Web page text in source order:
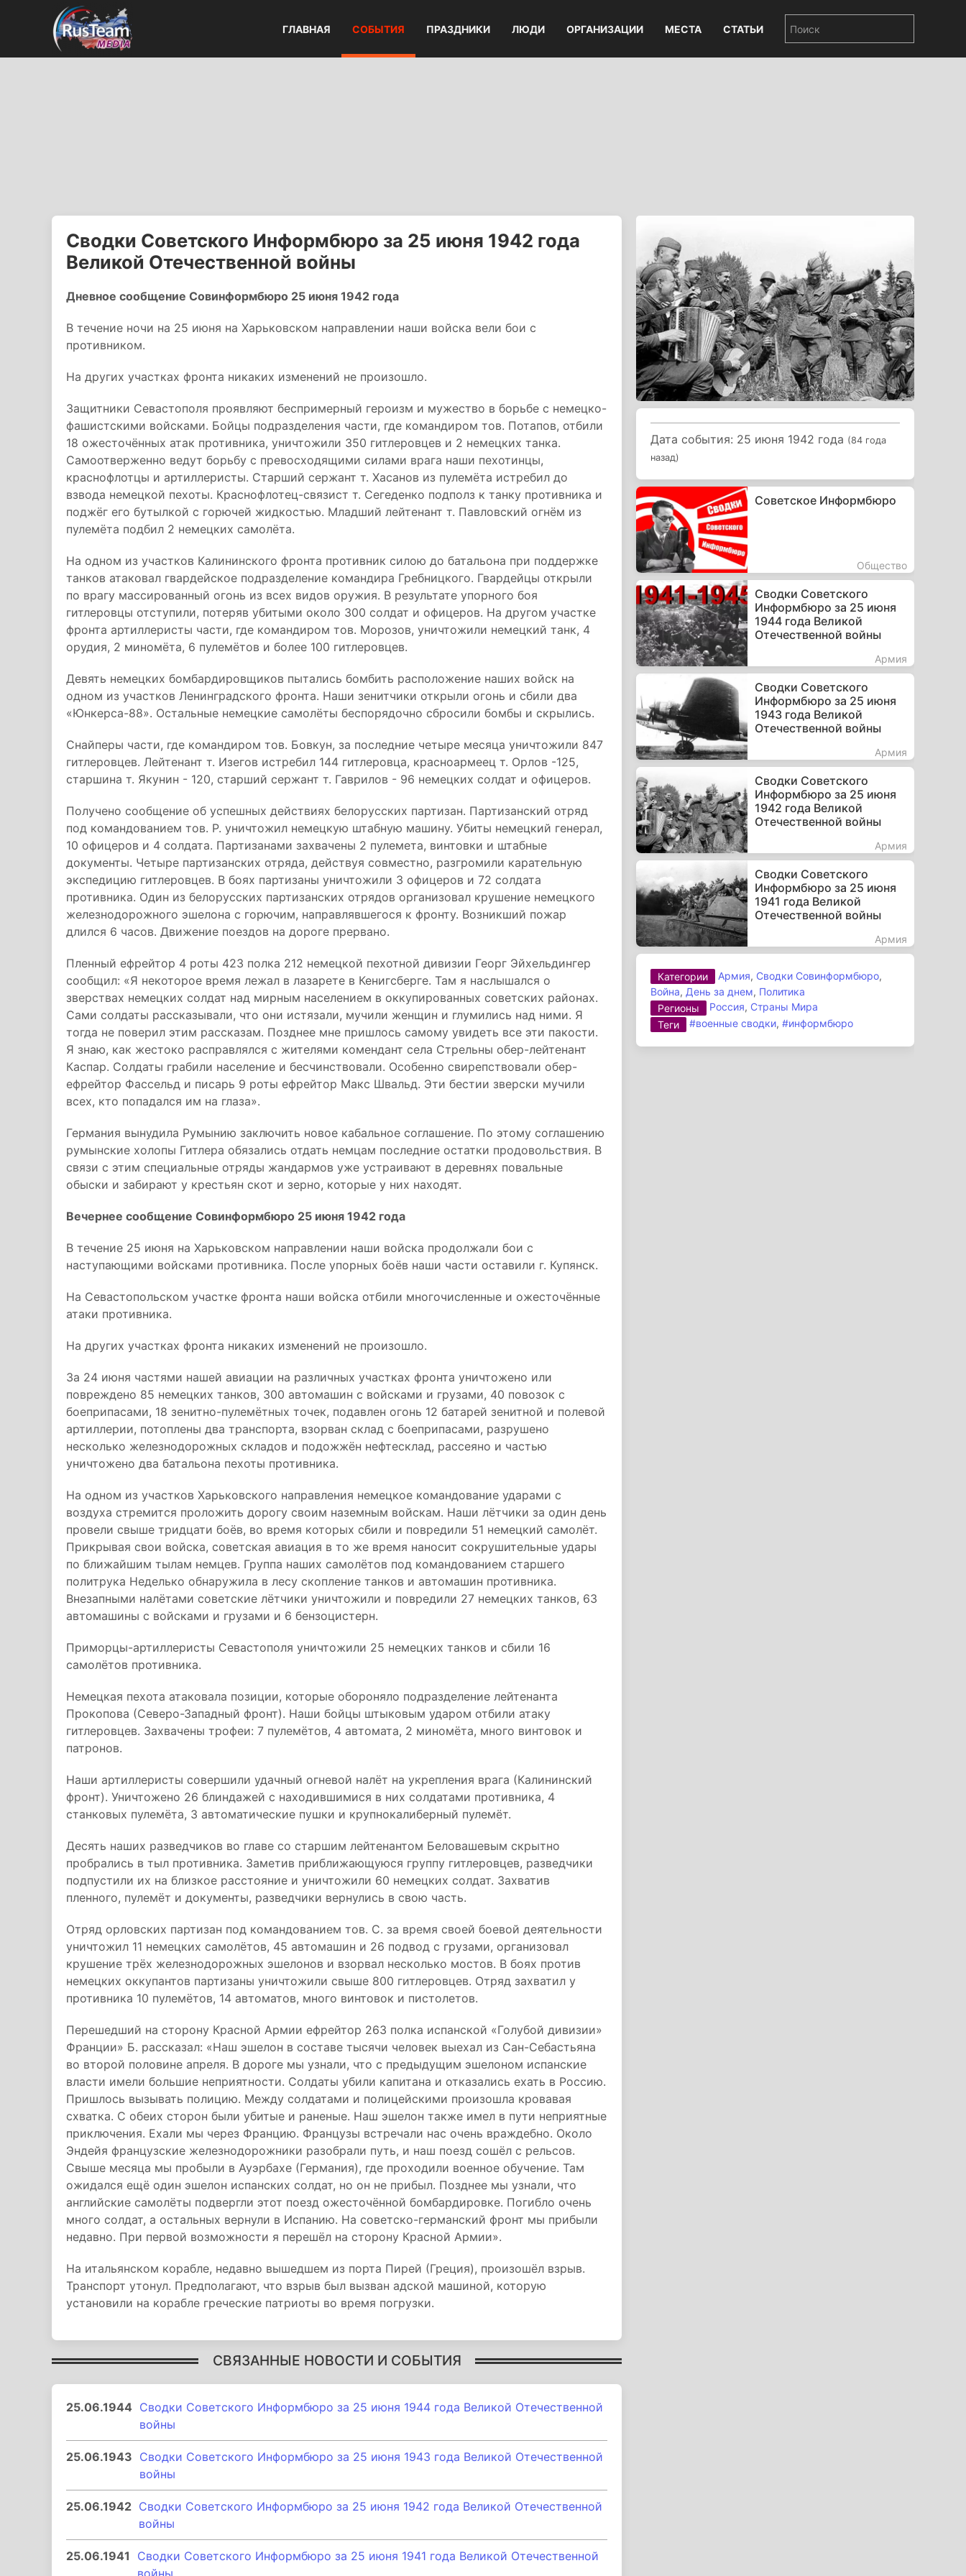
ГЛАВНАЯ СОБЫТИЯ ПРАЗДНИКИ ЛЮДИ ОРГАНИЗАЦИИ МЕСТА СТАТЬИ
Сводки Советского Информбюро за 25 июня 1942 года
Великой Отечественной войны
Дневное сообщение Совинформбюро 25 июня 1942 года
В течение ночи на 25 июня на Харьковском направлении наши войска вели бои с
противником.
На других участках фронта никаких изменений не произошло.
Защитники Севастополя проявляют беспримерный героизм и мужество в борьбе с немецко-
фашистскими войсками. Бойцы подразделения части, где командиром тов. Потапов, отбили
18 ожесточённых атак противника, уничтожили 350 гитлеровцев и 2 немецких танка.
Самоотверженно ведут борьбу с превосходящими силами врага наши пехотинцы,
краснофлотцы и артиллеристы. Старший сержант т. Хасанов из пулемёта истребил до
взвода немецкой пехоты. Краснофлотец-связист т. Сегеденко подполз к танку противника и
поджёг его бутылкой с горючей жидкостью. Младший лейтенант т. Павловский огнём из
пулемёта подбил 2 немецких самолёта.
На одном из участков Калининского фронта противник силою до батальона при поддержке
танков атаковал гвардейское подразделение командира Гребницкого. Гвардейцы открыли
по врагу массированный огонь из всех видов оружия. В результате упорного боя
гитлеровцы отступили, потеряв убитыми около 300 солдат и офицеров. На другом участке
фронта артиллеристы части, где командиром тов. Морозов, уничтожили немецкий танк, 4
орудия, 2 миномёта, 6 пулемётов и более 100 гитлеровцев.
Девять немецких бомбардировщиков пытались бомбить расположение наших войск на
одном из участков Ленинградского фронта. Наши зенитчики открыли огонь и сбили два
«Юнкерса-88». Остальные немецкие самолёты беспорядочно сбросили бомбы и скрылись.
Снайперы части, где командиром тов. Бовкун, за последние четыре месяца уничтожили 847
гитлеровцев. Лейтенант т. Изегов истребил 144 гитлеровца, красноармеец т. Орлов -125,
старшина т. Якунин - 120, старший сержант т. Гаврилов - 96 немецких солдат и офицеров.
Получено сообщение об успешных действиях белорусских партизан. Партизанский отряд
под командованием тов. Р. уничтожил немецкую штабную машину. Убиты немецкий генерал,
10 офицеров и 4 солдата. Партизанами захвачены 2 пулемета, винтовки и штабные
документы. Четыре партизанских отряда, действуя совместно, разгромили карательную
экспедицию гитлеровцев. В боях партизаны уничтожили 3 офицеров и 72 солдата
противника. Один из белорусских партизанских отрядов организовал крушение немецкого
железнодорожного эшелона с горючим, направлявшегося к фронту. Возникший пожар
длился 6 часов. Движение поездов на дороге прервано.
Пленный ефрейтор 4 роты 423 полка 212 немецкой пехотной дивизии Георг Эйхельдингер
сообщил: «Я некоторое время лежал в лазарете в Кенигсберге. Там я наслышался о
зверствах немецких солдат над мирным населением в оккупированных советских районах.
Сами солдаты рассказывали, что они истязали, мучили женщин и глумились над ними. Я
тогда не поверил этим рассказам. Позднее мне пришлось самому увидеть все эти пакости.
Я знаю, как жестоко расправлялся с жителями комендант села Стрельны обер-лейтенант
Каспар. Солдаты грабили население и бесчинствовали. Особенно свирепствовали обер-
ефрейтор Фассельд и писарь 9 роты ефрейтор Макс Швальд. Эти бестии зверски мучили
всех, кто попадался им на глаза».
Германия вынудила Румынию заключить новое кабальное соглашение. По этому соглашению
румынские холопы Гитлера обязались отдать немцам последние остатки продовольствия. В
связи с этим специальные отряды жандармов уже устраивают в деревнях повальные
обыски и забирают у крестьян скот и зерно, которые у них находят.
Вечернее сообщение Совинформбюро 25 июня 1942 года
В течение 25 июня на Харьковском направлении наши войска продолжали бои с
наступающими войсками противника. После упорных боёв наши части оставили г. Купянск.
На Севастопольском участке фронта наши войска отбили многочисленные и ожесточённые
атаки противника.
На других участках фронта никаких изменений не произошло.
За 24 июня частями нашей авиации на различных участках фронта уничтожено или
повреждено 85 немецких танков, 300 автомашин с войсками и грузами, 40 повозок с
боеприпасами, 18 зенитно-пулемётных точек, подавлен огонь 12 батарей зенитной и полевой
артиллерии, потоплены два транспорта, взорван склад с боеприпасами, разрушено
несколько железнодорожных складов и подожжён нефтесклад, рассеяно и частью
уничтожено два батальона пехоты противника.
На одном из участков Харьковского направления немецкое командование ударами с
воздуха стремится проложить дорогу своим наземным войскам. Наши лётчики за один день
провели свыше тридцати боёв, во время которых сбили и повредили 51 немецкий самолёт.
Прикрывая свои войска, советская авиация в то же время наносит сокрушительные удары
по ближайшим тылам немцев. Группа наших самолётов под командованием старшего
политрука Неделько обнаружила в лесу скопление танков и автомашин противника.
Внезапными налётами советские лётчики уничтожили и повредили 27 немецких танков, 63
автомашины с войсками и грузами и 6 бензоцистерн.
Приморцы-артиллеристы Севастополя уничтожили 25 немецких танков и сбили 16
самолётов противника.
Немецкая пехота атаковала позиции, которые обороняло подразделение лейтенанта
Прокопова (Северо-Западный фронт). Наши бойцы штыковым ударом отбили атаку
гитлеровцев. Захвачены трофеи: 7 пулемётов, 4 автомата, 2 миномёта, много винтовок и
патронов.
Наши артиллеристы совершили удачный огневой налёт на укрепления врага (Калининский
фронт). Уничтожено 26 блиндажей с находившимися в них солдатами противника, 4
станковых пулемёта, 3 автоматические пушки и крупнокалиберный пулемёт.
Десять наших разведчиков во главе со старшим лейтенантом Беловашевым скрытно
пробрались в тыл противника. Заметив приближающуюся группу гитлеровцев, разведчики
подпустили их на близкое расстояние и уничтожили 60 немецких солдат. Захватив
пленного, пулемёт и документы, разведчики вернулись в свою часть.
Отряд орловских партизан под командованием тов. С. за время своей боевой деятельности
уничтожил 11 немецких самолётов, 45 автомашин и 26 подвод с грузами, организовал
крушение трёх железнодорожных эшелонов и взорвал несколько мостов. В боях против
немецких оккупантов партизаны уничтожили свыше 800 гитлеровцев. Отряд захватил у
противника 10 пулемётов, 14 автоматов, много винтовок и пистолетов.
Перешедший на сторону Красной Армии ефрейтор 263 полка испанской «Голубой дивизии»
Франции» Б. рассказал: «Наш эшелон в составе тысячи человек выехал из Сан-Себастьяна
во второй половине апреля. В дороге мы узнали, что с предыдущим эшелоном испанские
власти имели большие неприятности. Солдаты убили капитана и отказались ехать в Россию.
Пришлось вызывать полицию. Между солдатами и полицейскими произошла кровавая
схватка. С обеих сторон были убитые и раненые. Наш эшелон также имел в пути неприятные
приключения. Ехали мы через Францию. Французы встречали нас очень враждебно. Около
Эндейя французские железнодорожники разобрали путь, и наш поезд сошёл с рельсов.
Свыше месяца мы пробыли в Ауэрбахе (Германия), где проходили военное обучение. Там
ожидался ещё один эшелон испанских солдат, но он не прибыл. Позднее мы узнали, что
английские самолёты подвергли этот поезд ожесточённой бомбардировке. Погибло очень
много солдат, а остальных вернули в Испанию. На советско-германский фронт мы прибыли
недавно. При первой возможности я перешёл на сторону Красной Армии».
На итальянском корабле, недавно вышедшем из порта Пирей (Греция), произошёл взрыв.
Транспорт утонул. Предполагают, что взрыв был вызван адской машиной, которую
установили на корабле греческие патриоты во время погрузки.
СВЯЗАННЫЕ НОВОСТИ И СОБЫТИЯ
25.06.1944 Сводки Советского Информбюро за 25 июня 1944 года Великой Отечественной
войны
25.06.1943 Сводки Советского Информбюро за 25 июня 1943 года Великой Отечественной
войны
25.06.1942 Сводки Советского Информбюро за 25 июня 1942 года Великой Отечественной
войны
25.06.1941
Сводки Советского Информбюро за 25 июня 1941 года Великой Отечественной
войны
Дата события: 25 июня 1942 года (84 года
назад)
Советское Информбюро
Общество
Сводки Советского
Информбюро за 25 июня
1944 года Великой
Отечественной войны
Армия
Сводки Советского
Информбюро за 25 июня
1943 года Великой
Отечественной войны
Армия
Сводки Советского
Информбюро за 25 июня
1942 года Великой
Отечественной войны
Армия
Сводки Советского
Информбюро за 25 июня
1941 года Великой
Отечественной войны
Армия
Категории Армия, Сводки Совинформбюро,
Война, День за днем, Политика
Регионы
Россия, Страны Мира
Теги
#военные сводки,#информбюро